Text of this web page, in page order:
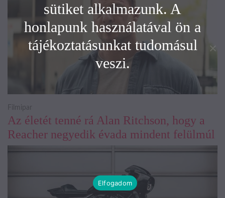
Az életét tenné rá Alan Ritchson, hogy a
Reacher negyedik évada mindent felülmúl
Filmipar
sütiket alkalmazunk. A
honlapunk használatával ön a
tájékoztatásunkat tudomásul
veszi.
Elfogadom